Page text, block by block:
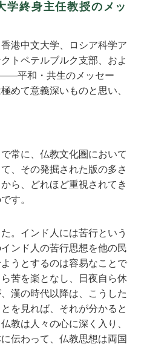
学終身主任教授のメッ
港中文大学、ロシア科学ア
トペテルブルク支部、およ
平和・共生のメッセー
めて意義深いものと思い、
常に、仏教文化圏において
、その発掘された版の多さ
ら、どれほど重視されてき
す。
。インド人には苦行という
ンド人の苦行思想を他の民
うとするのは容易なことで
苦を楽となし、日夜自ら休
漢の時代以降は、こうした
を見れば、それが分かると
教は人々の心に深く入り、
伝わって、仏教思想は両国